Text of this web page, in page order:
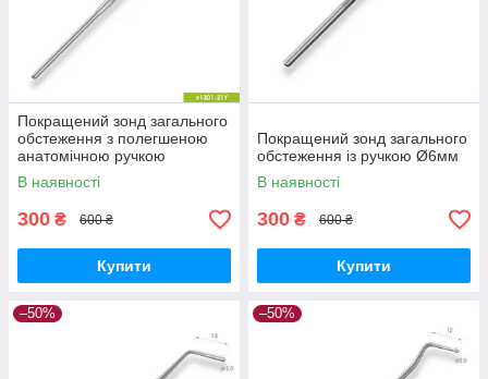
Покращений зонд загального
обстеження з полегшеною
анатомічною ручкою
В наявності
300 ₴ 600 ₴
Купити
Покращений зонд загального
обстеження із ручкою Ø6мм
В наявності
300 ₴ 600 ₴
Купити
–50% –50%